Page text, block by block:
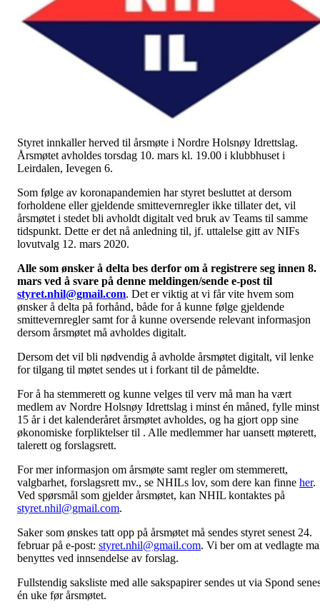
Styret innkaller herved til årsmøte i Nordre Holsnøy Idrettslag.
Årsmøtet avholdes torsdag 10. mars kl. 19.00 i klubbhuset i
Leirdalen, Ievegen 6.
Som følge av koronapandemien har styret besluttet at dersom
forholdene eller gjeldende smittevernregler ikke tillater det, vil
årsmøtet i stedet bli avholdt digitalt ved bruk av Teams til samme
tidspunkt. Dette er det nå anledning til, jf. uttalelse gitt av NIFs
lovutvalg 12. mars 2020.
Alle som ønsker å delta bes derfor om å registrere seg innen 8.
mars ved å svare på denne meldingen/sende e-post til
styret.nhil@gmail.com. Det er viktig at vi får vite hvem som
ønsker å delta på forhånd, både for å kunne følge gjeldende
smittevernregler samt for å kunne oversende relevant informasjon
dersom årsmøtet må avholdes digitalt.
Dersom det vil bli nødvendig å avholde årsmøtet digitalt, vil lenke
for tilgang til møtet sendes ut i forkant til de påmeldte.
For å ha stemmerett og kunne velges til verv må man ha vært
medlem av Nordre Holsnøy Idrettslag i minst én måned, fylle minst
15 år i det kalenderåret årsmøtet avholdes, og ha gjort opp sine
økonomiske forpliktelser til . Alle medlemmer har uansett møterett,
talerett og forslagsrett.
For mer informasjon om årsmøte samt regler om stemmerett,
valgbarhet, forslagsrett mv., se NHILs lov, som dere kan finne her.
Ved spørsmål som gjelder årsmøtet, kan NHIL kontaktes på
styret.nhil@gmail.com.
Saker som ønskes tatt opp på årsmøtet må sendes styret senest 24.
februar på e-post: styret.nhil@gmail.com. Vi ber om at vedlagte
benyttes ved innsendelse av forslag.
Fullstendig saksliste med alle sakspapirer sendes ut via Spond
én uke før årsmøtet.